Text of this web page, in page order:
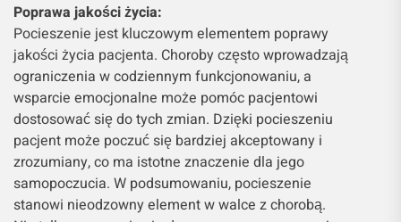
Poprawa jakości życia:
Pocieszenie jest kluczowym elementem poprawy
jakości życia pacjenta. Choroby często wprowadzają
ograniczenia w codziennym funkcjonowaniu, a
wsparcie emocjonalne może pomóc pacjentowi
dostosować się do tych zmian. Dzięki pocieszeniu
pacjent może poczuć się bardziej akceptowany i
zrozumiany, co ma istotne znaczenie dla jego
samopoczucia. W podsumowaniu, pocieszenie
stanowi nieodzowny element w walce z chorobą.